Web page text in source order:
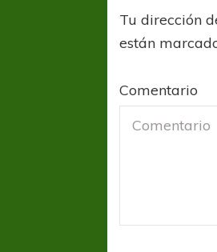
Tu dirección
están
Comentario